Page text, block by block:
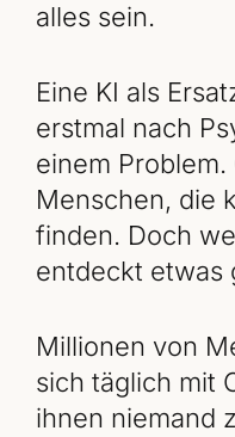
alles sein.
Eine KI als
erstmal nach
einem
Menschen, die
finden. Doch
entdeckt etwas
Millionen von
sich täglich mit
ihnen niemand